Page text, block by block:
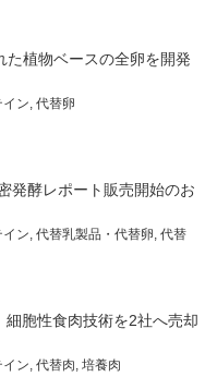
た植物ベースの全卵を開発
ン 代替卵
発酵レポート販売開始のお
ン 代替乳製品・代替卵 代替
胞性食肉技術を2社へ売却
ン 代替肉 培養肉